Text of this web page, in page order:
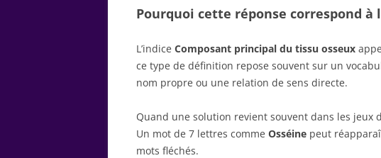
Pourquoi cette réponse correspond à
L’indice Composant principal du tissu osseux
ce type de définition repose souvent sur un
nom propre ou une relation de sens directe.
Quand une solution revient souvent dans les
Un mot de 7 lettres comme Osséine peut
mots fléchés.